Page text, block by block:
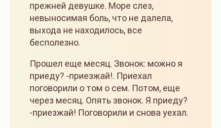
прежней девушке. Море слез,
невыносимая боль, что не далела,
выхода не находилось, все
бесполезно.
Прошел еще месяц. Звонок: можно я
приеду? -приезжай!. Приехал
поговорили о том о сем. Потом, еще
через месяц. Опять звонок. Я приеду?
-приезжай! Поговорили и снова уехал.